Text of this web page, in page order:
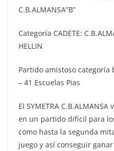
C.B.ALMANSA”B”
Categoría CADETE:
HELLIN
Partido amistoso categoría
– 41 Escuelas Pias
El SYMETRA
en un partido difícil para
como hasta la segunda
juego y así conseguir